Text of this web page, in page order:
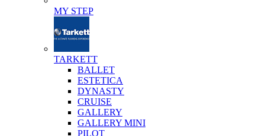
MY STEP
TARKETT
BALLET
ESTETICA
DYNASTY
CRUISE
GALLERY
GALLERY MINI
PILOT